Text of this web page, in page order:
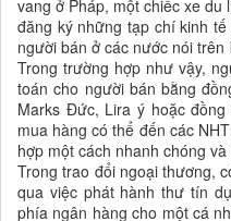
vang ở Pháp, một chiếc xe
đăng ký những tạp chí kinh
người bán ở các nước nói
Trong trường hợp như vậy,
toán cho người bán bằng
Marks Đức, Lira ý hoặc
mua hàng có thể đến các
hợp một cách nhanh chóng
Trong trao đổi ngoại thương,
qua việc phát hành thư tín
phía ngân hàng cho một cá